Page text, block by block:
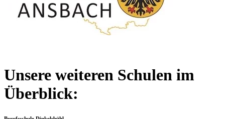
Unsere weiteren Schulen im
Überblick: